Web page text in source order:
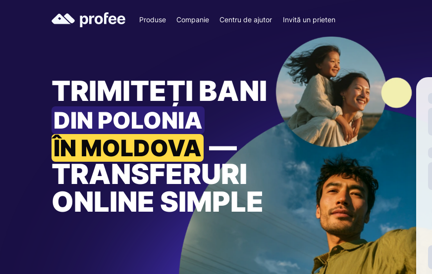
Produse Companie Centru de ajutor Invită un prieten
TRIMITEȚI BANI
DIN POLONIA
ÎN MOLDOVA —
TRANSFERURI
ONLINE SIMPLE